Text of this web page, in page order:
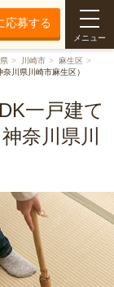
応募する
メニュー
川崎市
麻生区
川県川崎市麻生区）
一戸建て
奈川県川